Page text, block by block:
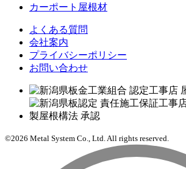
カーポート屋根材
よくある質問
会社案内
プライバシーポリシー
お問い合わせ
©2026 Metal System Co., Ltd. All rights reserved.